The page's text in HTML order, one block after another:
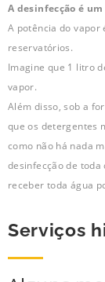
A desinfecção é
A potência do vapor
reservatórios.
Imagine que 1 litro
vapor.
Além disso, sob a
que os detergentes
como não há nada
desinfecção de
receber toda água
Serviços